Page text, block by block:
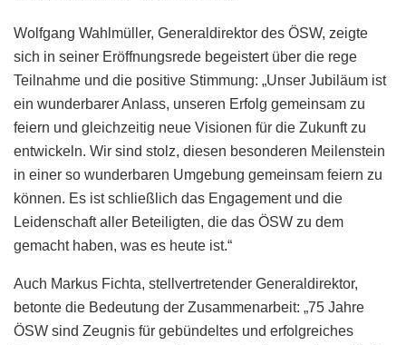
Wolfgang Wahlmüller, Generaldirektor des ÖSW, zeigte
sich in seiner Eröffnungsrede begeistert über die rege
Teilnahme und die positive Stimmung: „Unser Jubiläum ist
ein wunderbarer Anlass, unseren Erfolg gemeinsam zu
feiern und gleichzeitig neue Visionen für die Zukunft zu
entwickeln. Wir sind stolz, diesen besonderen Meilenstein
in einer so wunderbaren Umgebung gemeinsam feiern zu
können. Es ist schließlich das Engagement und die
Leidenschaft aller Beteiligten, die das ÖSW zu dem
gemacht haben, was es heute ist.“
Auch Markus Fichta, stellvertretender Generaldirektor,
betonte die Bedeutung der Zusammenarbeit: „75 Jahre
ÖSW sind Zeugnis für gebündeltes und erfolgreiches